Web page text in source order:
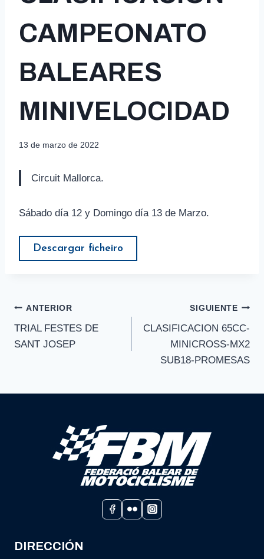
CAMPEONATO
BALEARES
MINIVELOCIDAD
13 de marzo de 2022
Circuit Mallorca.
Sábado día 12 y Domingo día 13 de Marzo.
Descargar ficheiro
Navegación
de
ANTERIOR
TRIAL FESTES DE
SANT JOSEP
SIGUIENTE
CLASIFICACION 65CC-
MINICROSS-MX2
SUB18-PROMESAS
DIRECCIÓN